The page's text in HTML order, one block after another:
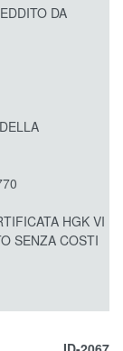
DA
HGK VI
SENZA COSTI